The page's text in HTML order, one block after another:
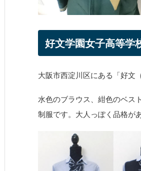
好文学園女子高等学
大阪市西淀川区にある「好文
水色のブラウス、紺色のベス
制服です。大人っぽく品格が